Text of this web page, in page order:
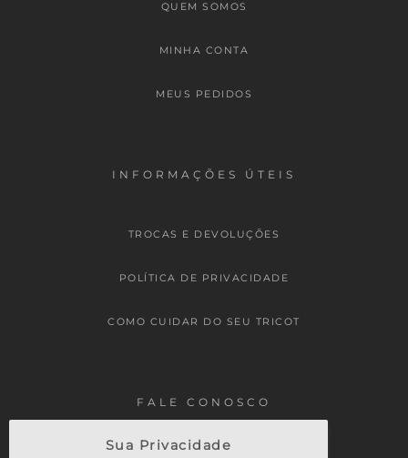
Sua Privacidade
QUEM SOMOS
MINHA CONTA
MEUS PEDIDOS
INFORMAÇÕES ÚTEIS
TROCAS E DEVOLUÇÕES
POLÍTICA DE PRIVACIDADE
COMO CUIDAR DO SEU TRICOT
FALE CONOSCO